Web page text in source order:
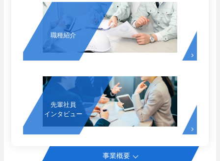
職種紹介
先輩社員
インタビュー
事業概要
セキュリティ
- 入退室管理
- 防犯カメラ
エンターテインメント
- 調光
- 野球場スコアボード
- 大型映像
- AV音響機器
Well-Being
エネルギーマネジメント
先輩社員インタビュー
技術系総合職